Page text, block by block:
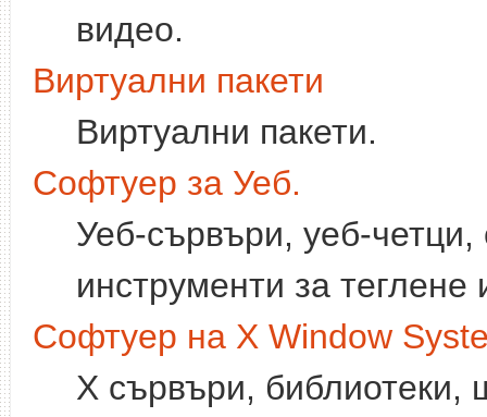
видео.
Виртуални пакети
Виртуални пакети.
Софтуер за Уеб.
Уеб-сървъри, уеб-
инструменти за теглене
Софтуер на X Window
X сървъри,